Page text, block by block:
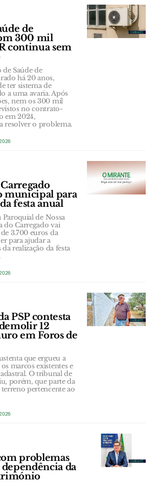
de
300 mil
continua sem
Saúde de
há 20 anos,
ter sistema de
a uma avaria. Após
nem os 300 mil
no contrato-
em 2024,
resolver o problema.
municipal para
festa anual
Paroquial de Nossa
do Carregado vai
3.700 euros da
para ajudar a
realização da festa
PSP contesta
12
em Foros de
que ergueu a
marcos existentes e
O tribunal de
porém, que parte da
pertencente ao
problemas
da